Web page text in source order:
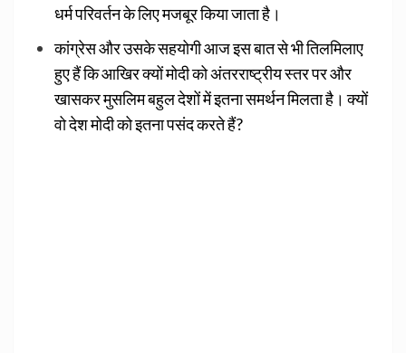
धर्म परिवर्तन के लिए मजबूर किया जाता है।
कांग्रेस और उसके सहयोगी आज इस बात से भी तिलमिलाए
हुए हैं कि आखिर क्यों मोदी को अंतरराष्ट्रीय स्तर पर और
खासकर मुसलिम बहुल देशों में इतना समर्थन मिलता है। क्यों
वो देश मोदी को इतना पसंद करते हैं?